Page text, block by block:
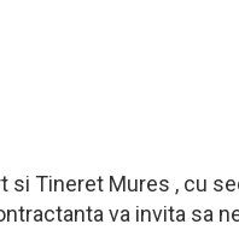
Tineret Mures , cu
va invita sa